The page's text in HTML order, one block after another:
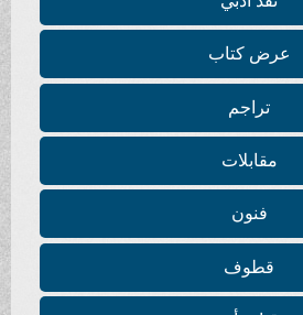
عرض كتاب
تراجم
مقابلات
فنون
قطوف